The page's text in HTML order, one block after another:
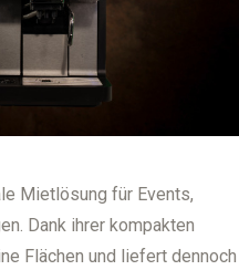
Mietlösung für Events,
Dank ihrer kompakten
Flächen und liefert dennoch